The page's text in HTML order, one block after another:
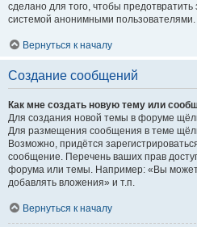
сделано для того, чтобы
системой анонимными пользователями.
Вернуться к началу
Создание сообщений
Как мне создать новую тему или
Для создания новой темы в форуме
Для размещения сообщения в теме
Возможно, придётся
сообщение. Перечень ваших прав
форума или темы. Например: «Вы
добавлять вложения» и т.п.
Вернуться к началу